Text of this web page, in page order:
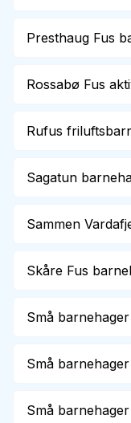
Presthaug Fus
Rossabø Fus
Rufus
Sagatun
Sammen
Skåre Fus
Små
Små
Små